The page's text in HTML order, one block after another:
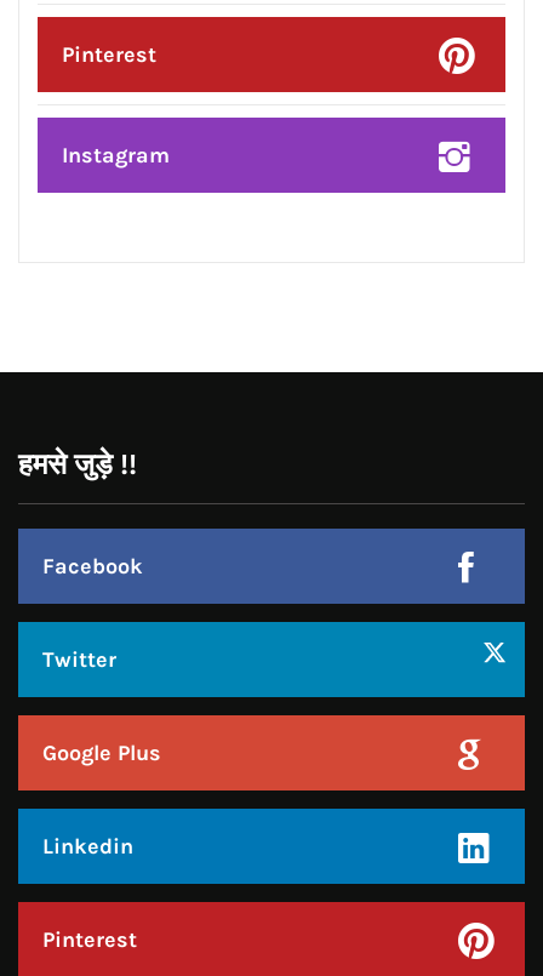
Twitter
Google Plus
Instagram
हमसे जुड़े !!